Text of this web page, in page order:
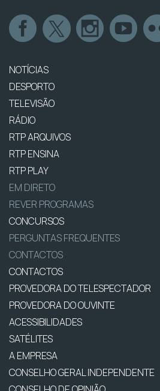
NOTÍCIAS
DESPORTO
TELEVISÃO
RÁDIO
RTP ARQUIVOS
RTP ENSINA
RTP PLAY
EM DIRETO
REVER PROGRAMAS
CONCURSOS
PERGUNTAS FREQUENTES
CONTACTOS
CONTACTOS
PROVEDORA DO TELESPECTADOR
PROVEDORA DO OUVINTE
ACESSIBILIDADES
SATÉLITES
A EMPRESA
CONSELHO GERAL INDEPENDENTE